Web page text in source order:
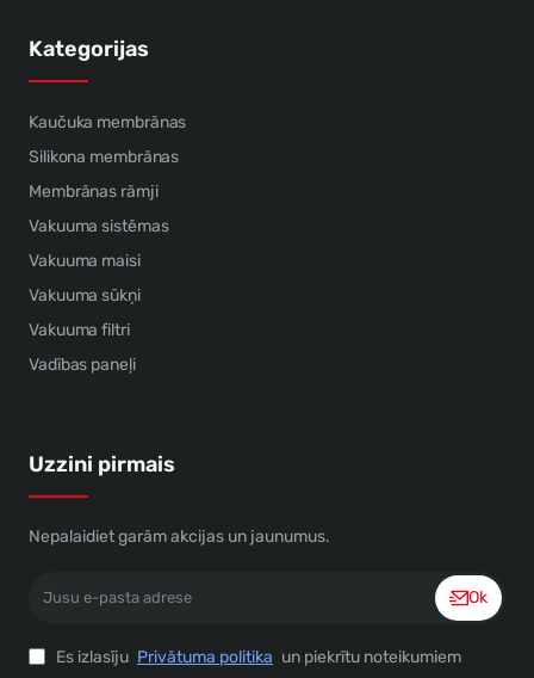
Kategorijas
Kaučuka membrānas
Silikona membrānas
Membrānas rāmji
Vakuuma sistēmas
Vakuuma maisi
Vakuuma sūkņi
Vakuuma filtri
Vadības paneļi
Uzzini pirmais
Nepalaidiet garām akcijas un jaunumus.
e-
adrese
Ok
Es izlasīju Privātuma politika un piekrītu noteikumiem